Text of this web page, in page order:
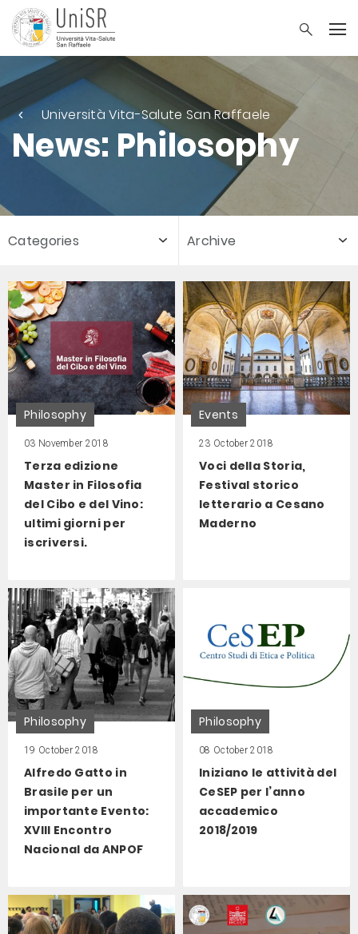
Università Vita-Salute San Raffaele
News: Philosophy
Categories Archive
Philosophy
03 November 2018
Terza edizione
Master in Filosofia
del Cibo e del Vino:
ultimi giorni per
iscriversi.
Events
23 October 2018
Voci della Storia,
Festival storico
letterario a Cesano
Maderno
Philosophy
19 October 2018
Alfredo Gatto in
Brasile per un
importante Evento:
XVIII Encontro
Nacional da ANPOF
Philosophy
08 October 2018
Iniziano le attività del
CeSEP per l’anno
accademico
2018/2019